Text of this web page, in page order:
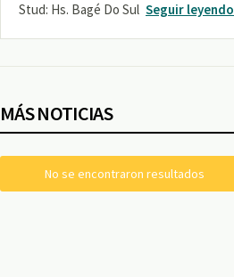
Stud: Hs. Bagé Do Sul Seguir leyendo
MÁS NOTICIAS
No se encontraron resultados